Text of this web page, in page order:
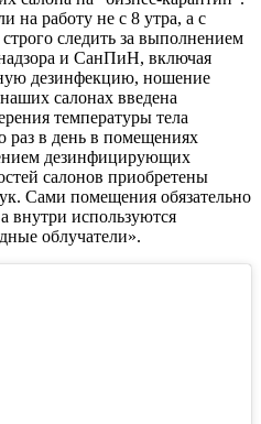
на работу не с 8 утра, а с
следить за выполнением
и СанПиН, включая
дезинфекцию, ношение
салонах введена
температуры тела
раз в день в помещениях
дезинфицирующих
салонов приобретены
Сами помещения обязательно
внутри используются
облучатели».